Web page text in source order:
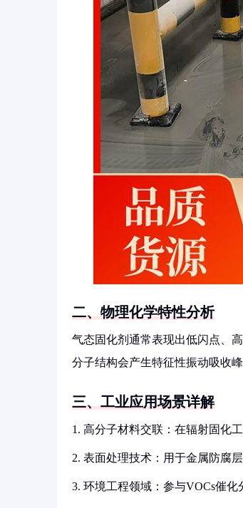
二、物理化学特性分析
气态固化剂通常表现出低闪点、
分子结构会产生特征性振动吸收峰
三、工业应用场景详解
1. 高分子材料交联：在辐射固化
2. 表面处理技术：用于金属防腐
3. 环境工程领域：参与VOCs催化